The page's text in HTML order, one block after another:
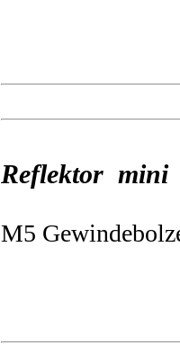
Reflektor
M5